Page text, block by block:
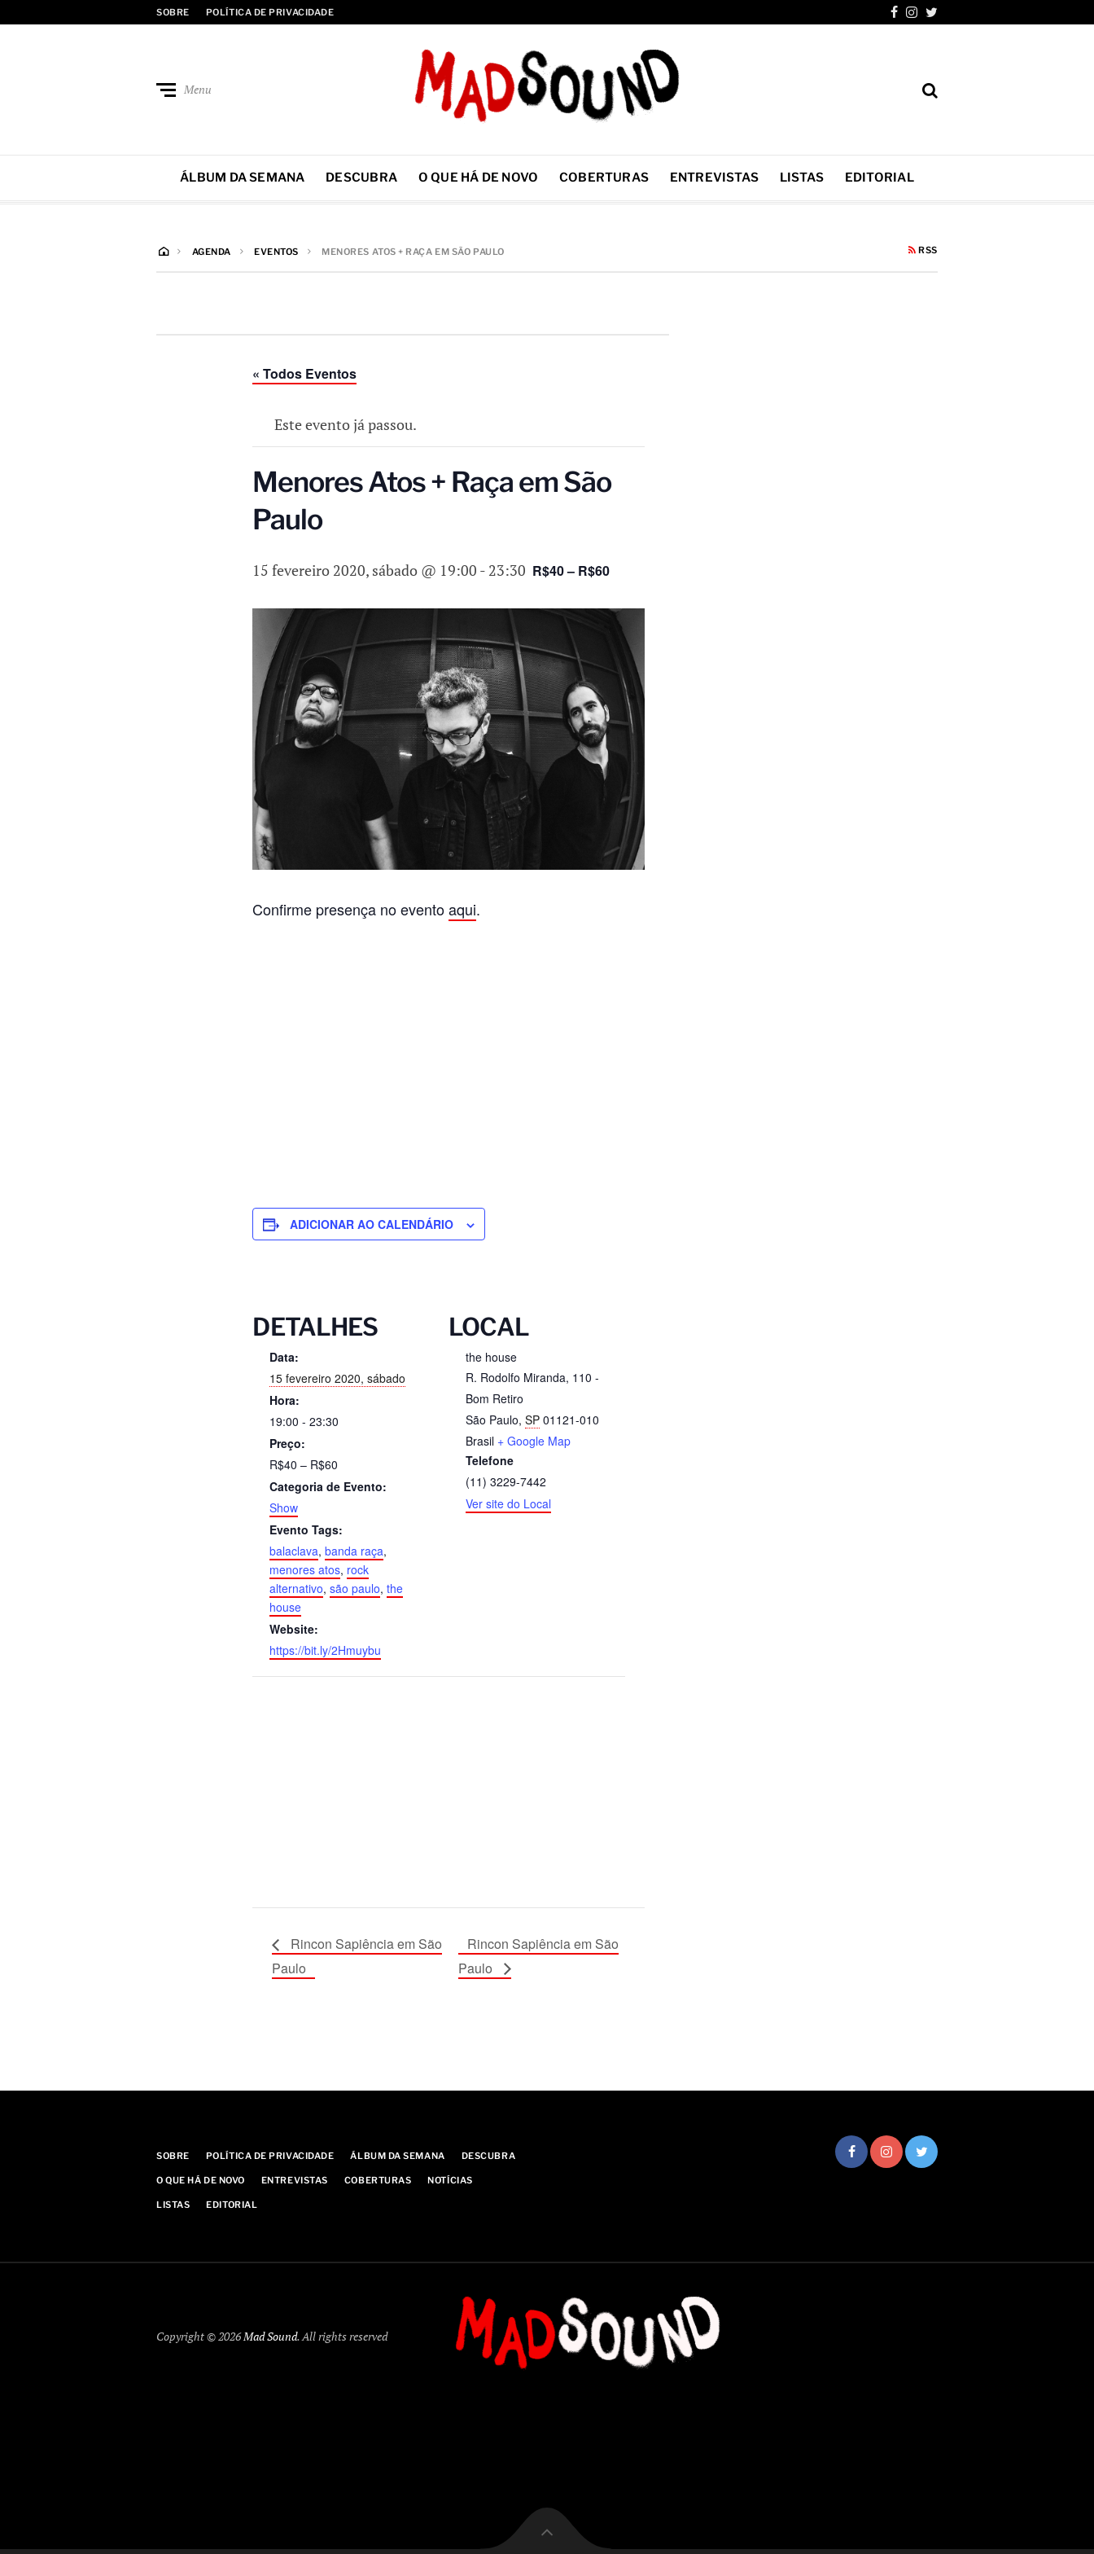
SOBRE POLÍTICA DE PRIVACIDADE
Menu
ÁLBUM DA SEMANA DESCUBRA O QUE HÁ DE NOVO COBERTURAS ENTREVISTAS LISTAS EDITORIAL
AGENDA EVENTOS MENORES ATOS + RAÇA EM SÃO PAULO RSS
« Todos Eventos
Este evento já passou.
Menores Atos + Raça em São
Paulo
15 fevereiro 2020, sábado @ 19:00 - 23:30 R$40 – R$60
Confirme presença no eventoaqui.
ADICIONAR AO CALENDÁRIO
DETALHES
Data:
15 fevereiro 2020, sábado
Hora:
19:00 - 23:30
Preço:
R$40 – R$60
Categoria de Evento:
Show
Evento Tags:
balaclava,banda raça,
menores atos, rock
alternativo,são paulo,the
house
Website:
https://bit.ly/2Hmuybu
LOCAL
the house
R. Rodolfo Miranda, 110 -
Bom Retiro
São Paulo, SP 01121-010
Brasil + Google Map
Telefone
(11) 3229-7442
Ver site do Local
Rincon Sapiência em São
Paulo
Rincon Sapiência em São
Paulo
SOBRE POLÍTICA DE PRIVACIDADE ÁLBUM DA SEMANA DESCUBRA
O QUE HÁ DE NOVO ENTREVISTAS COBERTURAS NOTÍCIAS
LISTAS EDITORIAL
Copyright © 2026Mad Sound. All rights reserved